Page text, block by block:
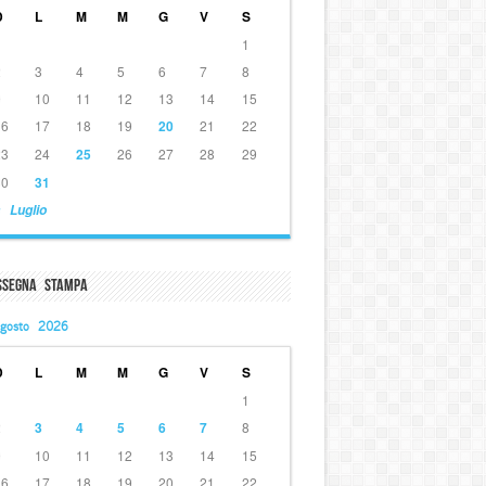
L M M G V S
Luglio
1
3 4 5 6 7
8
10 11 12 13 14
15
17 18 19 20 21
22
24 25 26 27 28
29
31
Stampa
2026
L M M G V S
1
3 4 5 6 7
8
10 11 12 13 14
15
17 18 19 20 21 22